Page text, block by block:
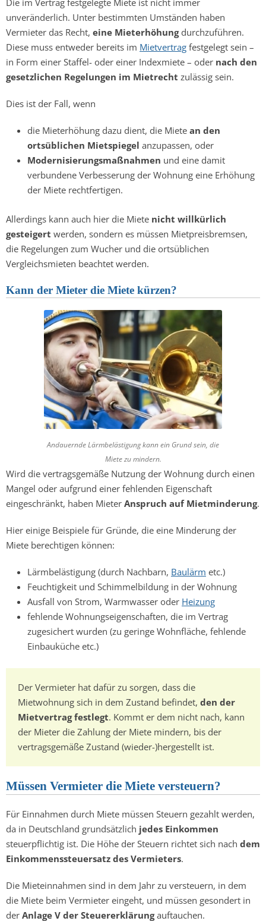
Die im Vertrag festgelegte Miete ist nicht immer
unveränderlich. Unter bestimmten Umständen haben
Vermieter das Recht, eine Mieterhöhungdurchzuführen.
Diese muss entweder bereits im Mietvertrag festgelegt sein –
in Form einer Staffel- oder einer Indexmiete – oder nach den
gesetzlichen Regelungen im Mietrecht zulässig sein.
Dies ist der Fall, wenn
die Mieterhöhung dazu dient, die Miete an den
ortsüblichen Mietspiegel anzupassen, oder
Modernisierungsmaßnahmen und eine damit
verbundene Verbesserung der Wohnung eine Erhöhung
der Miete rechtfertigen.
Allerdings kann auch hier die Miete nicht willkürlich
gesteigert werden, sondern es müssen Mietpreisbremsen,
die Regelungen zum Wucher und die ortsüblichen
Vergleichsmieten beachtet werden.
Kann der Mieter die Miete kürzen?
Andauernde Lärmbelästigung kann ein Grund sein, die
Miete zu mindern.
Wird die vertragsgemäße Nutzung der Wohnung durch einen
Mangel oder aufgrund einer fehlenden Eigenschaft
eingeschränkt, haben Mieter Anspruch auf Mietminderung.
Hier einige Beispiele für Gründe, die eine Minderung der
Miete berechtigen können:
Lärmbelästigung (durch Nachbarn, Baulärm etc.)
Feuchtigkeit und Schimmelbildung in der Wohnung
Ausfall von Strom, Warmwasser oder Heizung
fehlende Wohnungseigenschaften, die im Vertrag
zugesichert wurden (zu geringe Wohnfläche, fehlende
Einbauküche etc.)
Der Vermieter hat dafür zu sorgen, dass die
Mietwohnung sich in dem Zustand befindet, den der
Mietvertrag festlegt. Kommt er dem nicht nach, kann
der Mieter die Zahlung der Miete mindern, bis der
vertragsgemäße Zustand (wieder-)hergestellt ist.
Müssen Vermieter die Miete versteuern?
Für Einnahmen durch Miete müssen Steuern gezahlt werden,
da in Deutschland grundsätzlich jedes Einkommen
steuerpflichtig ist. Die Höhe der Steuern richtet sich nach dem
Einkommenssteuersatz des Vermieters.
Die Mieteinnahmen sind in dem Jahr zu versteuern, in dem
die Miete beim Vermieter eingeht, und müssen gesondert in
der Anlage V der Steuererklärungauftauchen.